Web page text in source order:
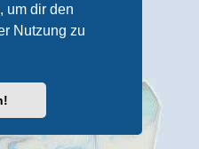
um dir den
Nutzung zu